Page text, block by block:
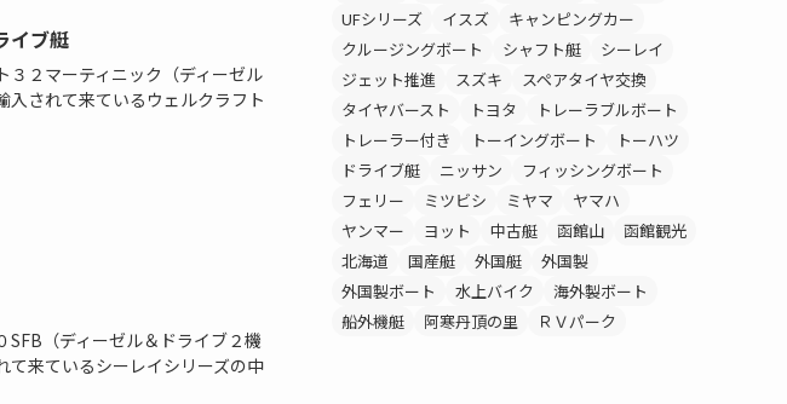
イブ艇
３２マーティニック（ディーゼル
入されて来ているウェルクラフト
SFB（ディーゼル＆ドライブ２機
て来ているシーレイシリーズの中
UFシリーズ
イスズ
キャンピングカー
クルージングボート
シャフト艇
シーレイ
ジェット推進
スズキ
スペアタイヤ交換
タイヤバースト
トヨタ
トレーラブルボート
トレーラー付き
トーイングボート
トーハツ
ドライブ艇
ニッサン
フィッシングボート
フェリー
ミツビシ ミヤマ
ヤマハ
ヤンマー
ヨット 中古艇 函館山
函館観光
北海道
国産艇 外国艇
外国製
外国製ボート
水上バイク
海外製ボート
船外機艇
阿寒丹頂の里 ＲＶパーク